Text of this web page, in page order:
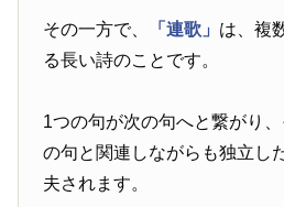
その一方で、 「連歌」 は、複
る長い詩のことです。
1つの句が次の句へと繋がり
の句と関連しながらも独立し
夫されます。